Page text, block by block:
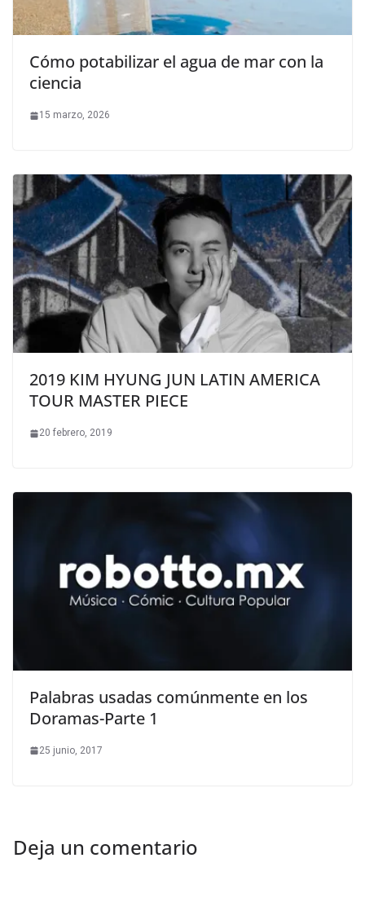
Cómo potabilizar el agua de mar con la
ciencia
15 marzo, 2026
2019 KIM HYUNG JUN LATIN AMERICA
TOUR MASTER PIECE
20 febrero, 2019
Palabras usadas comúnmente en los
Doramas-Parte 1
25 junio, 2017
Deja un comentario